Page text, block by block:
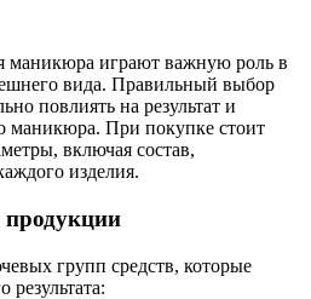
маникюра играют важную роль в
вида. Правильный выбор
повлиять на результат и
маникюра. При покупке стоит
включая состав,
изделия.
продукции
групп средств, которые
результата: